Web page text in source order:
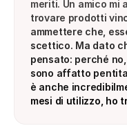
meriti. Un amico mi
trovare prodotti
ammettere che,
scettico. Ma dato
pensato: perché
sono affatto
è anche
mesi di utilizzo, ho